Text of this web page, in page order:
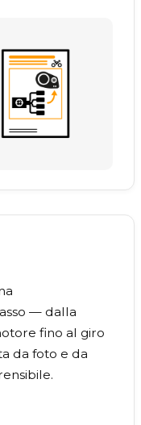
— dalla
fino al giro
da foto e da